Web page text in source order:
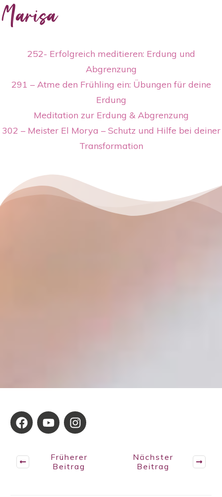
Marisa
252- Erfolgreich meditieren: Erdung und
Abgrenzung
291 – Atme den Frühling ein: Übungen für deine
Erdung
Meditation zur Erdung & Abgrenzung
302 – Meister El Morya – Schutz und Hilfe bei deiner
Transformation
Früherer
Beitrag
Nächster
Beitrag